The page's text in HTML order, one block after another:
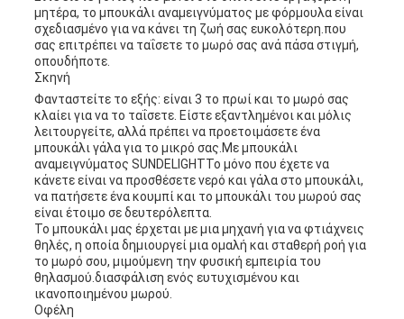
μητέρα, το μπουκάλι αναμειγνύματος με φόρμουλα είναι
σχεδιασμένο για να κάνει τη ζωή σας ευκολότερη.που
σας επιτρέπει να ταΐσετε το μωρό σας ανά πάσα στιγμή,
οπουδήποτε.
Σκηνή
Φανταστείτε το εξής: είναι 3 το πρωί και το μωρό σας
κλαίει για να το ταΐσετε. Είστε εξαντλημένοι και μόλις
λειτουργείτε, αλλά πρέπει να προετοιμάσετε ένα
μπουκάλι γάλα για το μικρό σας.Με μπουκάλι
αναμειγνύματος SUNDELIGHTΤο μόνο που έχετε να
κάνετε είναι να προσθέσετε νερό και γάλα στο μπουκάλι,
να πατήσετε ένα κουμπί και το μπουκάλι του μωρού σας
είναι έτοιμο σε δευτερόλεπτα.
Το μπουκάλι μας έρχεται με μια μηχανή για να φτιάχνεις
θηλές, η οποία δημιουργεί μια ομαλή και σταθερή ροή για
το μωρό σου, μιμούμενη την φυσική εμπειρία του
θηλασμού.διασφάλιση ενός ευτυχισμένου και
ικανοποιημένου μωρού.
Οφέλη